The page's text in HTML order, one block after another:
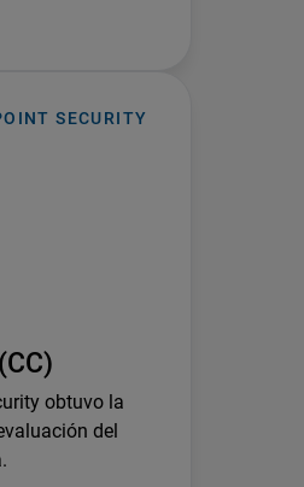
SECURITY
obtuvo la
del